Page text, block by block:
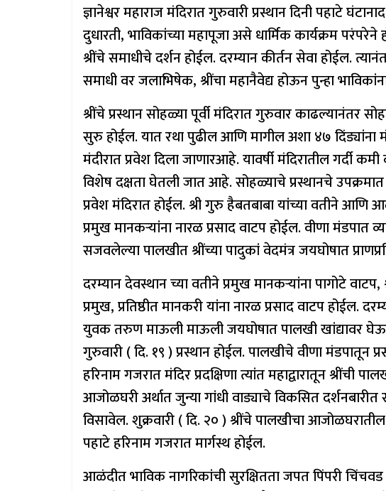
ज्ञानेश्वर महाराज मंदिरात गुरुवारी प्रस्थान दिनी पहाटे
दुधारती, भाविकांच्या महापूजा असे धार्मिक कार्यक्रम
श्रींचे समाधीचे दर्शन होईल. दरम्यान कीर्तन सेवा होईल.
समाधी वर जलाभिषेक, श्रींचा महानैवेद्य होऊन पुन्हा
श्रींचे प्रस्थान सोहळ्या पूर्वी मंदिरात गुरुवार काढल्यानंतर
सुरु होईल. यात रथा पुढील आणि मागील अशा ४७ दिंड्यांना
मंदीरात प्रवेश दिला जाणारआहे. यावर्षी मंदिरातील गर्दी
विशेष दक्षता घेतली जात आहे. सोहळ्याचे प्रस्थानचे
प्रवेश मंदिरात होईल. श्री गुरु हैबतबाबा यांच्या वतीने आणि
प्रमुख मानकऱ्यांना नारळ प्रसाद वाटप होईल. वीणा
सजवलेल्या पालखीत श्रींच्या पादुकां वेदमंत्र जयघोषात
दरम्यान देवस्थान च्या वतीने प्रमुख मानकऱ्यांना पागोटे
प्रमुख, प्रतिष्ठीत मानकरी यांना नारळ प्रसाद वाटप होईल.
युवक तरुण माऊली माऊली जयघोषात पालखी खांद्यावर घेऊन
गुरुवारी ( दि. १९ ) प्रस्थान होईल. पालखीचे वीणा मंडपातून
हरिनाम गजरात मंदिर प्रदक्षिणा त्यांत महाद्वारातून श्रींची
आजोळघरी अर्थात जुन्या गांधी वाड्याचे विकसित
विसावेल. शुक्रवारी ( दि. २० ) श्रींचे पालखीचा
पहाटे हरिनाम गजरात मार्गस्थ होईल.
आळंदीत भाविक नागरिकांची सुरक्षितता जपत पिंपरी